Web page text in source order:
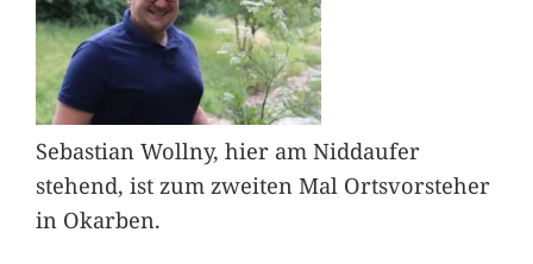
Sebastian Wollny, hier am Niddaufer
stehend, ist zum zweiten Mal Ortsvorsteher
in Okarben.